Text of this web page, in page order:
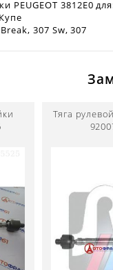
PEUGEOT 3812E0
307 Sw, 307
Тяга